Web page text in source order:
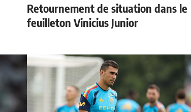
Retournement de situation dans le
feuilleton Vinicius Junior